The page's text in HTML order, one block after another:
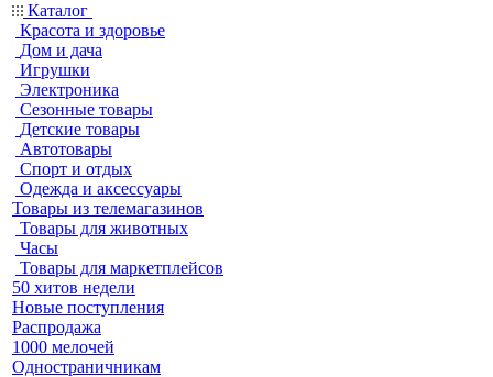
Каталог
Красота и здоровье
Дом и дача
Игрушки
Электроника
Сезонные товары
Детские товары
Автотовары
Спорт и отдых
Одежда и аксессуары
Товары из телемагазинов
Товары для животных
Часы
Товары для маркетплейсов
50 хитов недели
Новые поступления
Распродажа
1000 мелочей
Одностраничникам